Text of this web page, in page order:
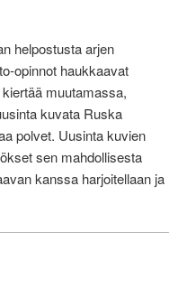
helpostusta arjen
opinnot haukkaavat
muutamassa,
kuvata Ruska
polvet. Uusinta kuvien
sen mahdollisesta
kanssa harjoitellaan ja